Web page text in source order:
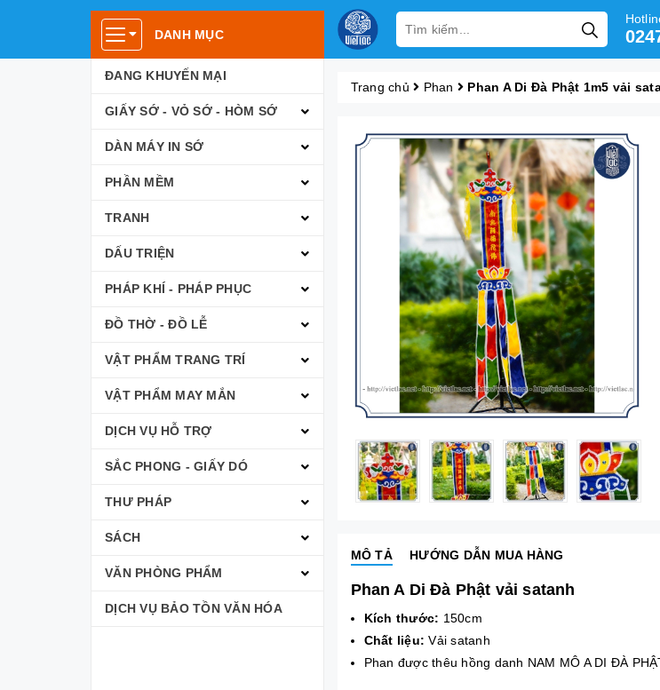
DANH MỤC
ĐANG KHUYẾN MẠI
GIẤY SỚ - VỎ SỚ - HÒM SỚ
DÀN MÁY IN SỚ
PHẦN MỀM
TRANH
DẤU TRIỆN
PHÁP KHÍ - PHÁP PHỤC
ĐỒ THỜ - ĐỒ LỄ
VẬT PHẨM TRANG TRÍ
VẬT PHẨM MAY MẮN
DỊCH VỤ HỖ TRỢ
SẮC PHONG - GIẤY DÓ
THƯ PHÁP
SÁCH
VĂN PHÒNG PHẨM
DỊCH VỤ BẢO TỒN VĂN HÓA
Trang chủ Phan Phan A Di Đà Phật 1m5 vải
MÔ TẢ HƯỚNG DẪN MUA HÀNG
Phan A Di Đà Phật vải satanh
Kích thước: 150cm
Chất liệu:Vải satanh
Phan được thêu hồng danh NAM MÔ A DI ĐÀ